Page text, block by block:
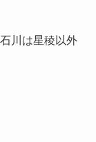
川は星稜以外